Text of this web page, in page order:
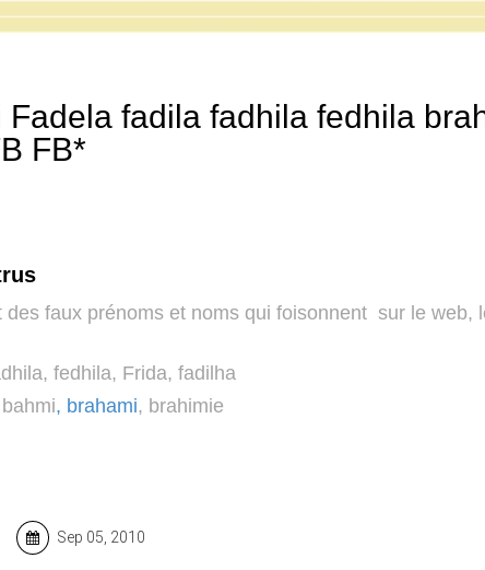
Fadela fadila fadhila fedhila
FB*
des faux prénoms et noms qui foisonnent sur le web,
fedhila, Frida, fadilha
, brahami, brahimie
Sep 05, 2010